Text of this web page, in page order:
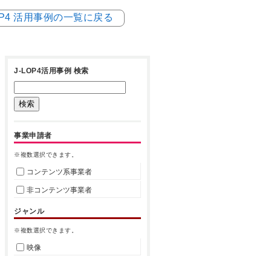
活用事例の一覧に戻る
J-LOP4活用事例 検索
事業申請者
※複数選択できます。
コンテンツ系事業者
非コンテンツ事業者
ジャンル
※複数選択できます。
映像